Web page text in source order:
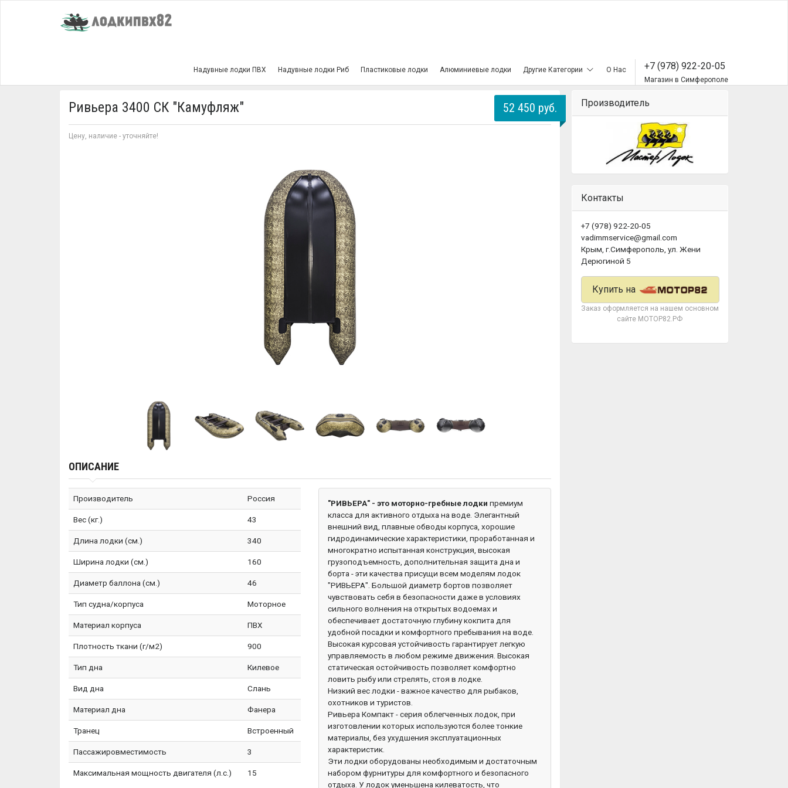
Надувные лодки ПВХ Надувные лодки Риб Пластиковые лодки Алюминиевые лодки Другие Категории О Нас +7 (978) 922-20-05
Магазин в Симферополе
Ривьера 3400 СК "Камуфляж"
Цену, наличие - уточняйте!
52 450 руб.
ОПИСАНИЕ
Производитель Россия
Вес (кг.) 43
Длина лодки (см.) 340
Ширина лодки (см.) 160
Диаметр баллона (см.) 46
Тип судна/корпуса Моторное
Материал корпуса ПВХ
Плотность ткани (г/м2) 900
Тип дна Килевое
Вид дна Слань
Материал дна Фанера
Транец Встроенный
Пассажировместимость 3
Максимальная мощность двигателя (л.с.) 15
"РИВЬЕРА" - это моторно-гребные лодки премиум
класса для активного отдыха на воде. Элегантный
внешний вид, плавные обводы корпуса, хорошие
гидродинамические характеристики, проработанная и
многократно испытанная конструкция, высокая
грузоподъемность, дополнительная защита дна и
борта - эти качества присущи всем моделям лодок
"РИВЬЕРА". Большой диаметр бортов позволяет
чувствовать себя в безопасности даже в условиях
сильного волнения на открытых водоемах и
обеспечивает достаточную глубину кокпита для
удобной посадки и комфортного пребывания на воде.
Высокая курсовая устойчивость гарантирует легкую
управляемость в любом режиме движения. Высокая
статическая остойчивость позволяет комфортно
ловить рыбу или стрелять, стоя в лодке.
Низкий вес лодки - важное качество для рыбаков,
охотников и туристов.
Ривьера Компакт - серия облегченных лодок, при
изготовлении которых используются более тонкие
материалы, без ухудшения эксплуатационных
характеристик.
Эти лодки оборудованы необходимым и достаточным
набором фурнитуры для комфортного и безопасного
отдыха. У лодок уменьшена килеватость, что
Производитель
Контакты
+7 (978) 922-20-05
vadimmservice@gmail.com
Крым, г.Симферополь, ул. Жени
Дерюгиной 5
Купить на
Заказ оформляется на нашем основном
сайте МОТОР82.РФ